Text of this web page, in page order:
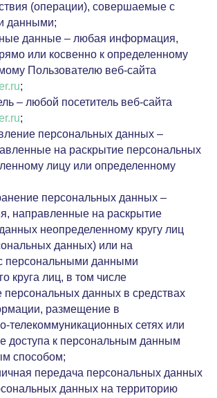
(операции), совершаемые с
данными;
данные – любая информация,
или косвенно к определенному
Пользователю веб-сайта
;
– любой посетитель веб-сайта
;
персональных данных –
на раскрытие персональных
лицу или определенному
персональных данных –
направленные на раскрытие
неопределенному кругу лиц
данных) или на
персональными данными
круга лиц, в том числе
персональных данных в средствах
размещение в
телекоммуникационных сетях или
доступа к персональным данным
способом;
передача персональных данных
данных на территорию